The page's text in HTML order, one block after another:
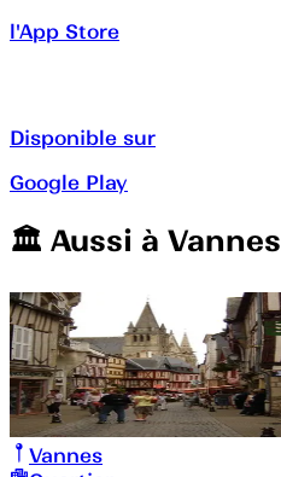
l'App Store
Disponible sur
Google Play
🏛️️ Aussi à Vannes
Vannes